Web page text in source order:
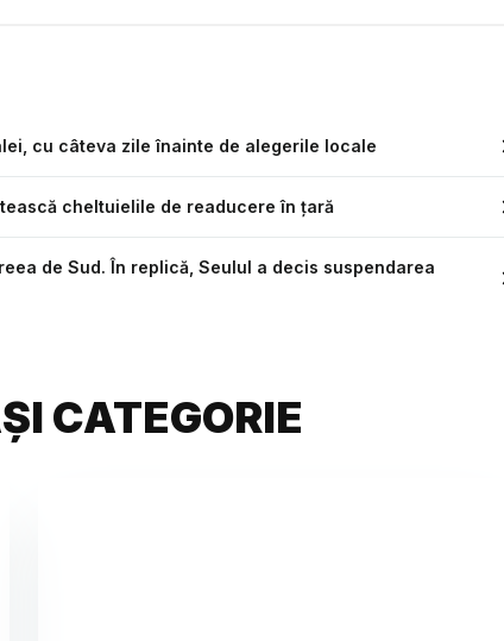
cu câteva zile înainte de alegerile locale
cheltuielile de readucere în ţară
de Sud. În replică, Seulul a decis suspendarea
CATEGORIE